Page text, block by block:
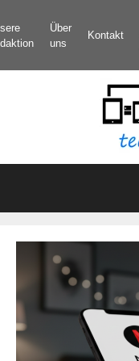
Inhalt
springen
Über
uns
Kontakt